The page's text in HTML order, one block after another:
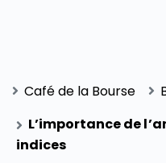
Café de la Bourse
L’importance de
indices